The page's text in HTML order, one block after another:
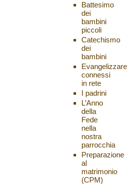
Battesimo
dei
bambini
piccoli
Catechismo
dei
bambini
Evangelizzare
connessi
in rete
I padrini
L’Anno
della
Fede
nella
nostra
parrocchia
Preparazione
al
matrimonio
(CPM)